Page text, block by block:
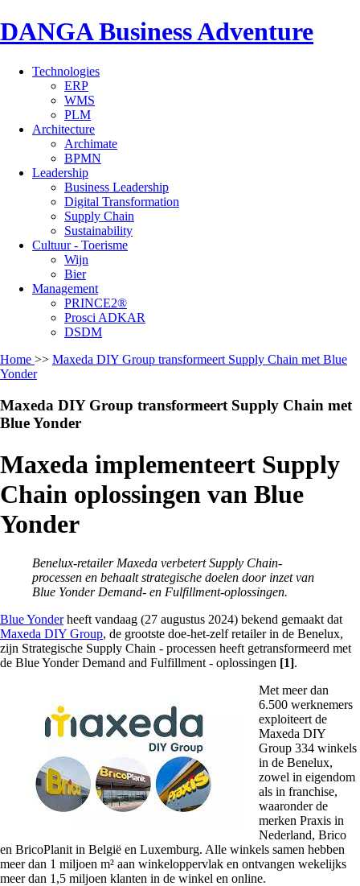
DANGA Business Adventure
Technologies
ERP
WMS
PLM
Architecture
Archimate
BPMN
Leadership
Business Leadership
Digital Transformation
Supply Chain
Sustainability
Cultuur - Toerisme
Wijn
Bier
Management
PRINCE2®
Prosci ADKAR
DSDM
Home >> Maxeda DIY Group transformeert Supply Chain met Blue
Yonder
Maxeda DIY Group transformeert Supply Chain met
Blue Yonder
Maxeda implementeert Supply
Chain oplossingen van Blue
Yonder
Benelux-retailer Maxeda verbetert Supply Chain-
processen en behaalt strategische doelen door inzet van
Blue Yonder Demand- en Fulfillment-oplossingen.
Blue Yonderheeft vandaag (27 augustus 2024) bekend gemaakt dat
Maxeda DIY Group, de grootste doe-het-zelf retailer in de Benelux,
zijn Strategische Supply Chain - processen heeft getransformeerd met
de Blue Yonder Demand and Fulfillment - oplossingen [1].
Met meer dan
6.500 werknemers
exploiteert de
Maxeda DIY
Group 334 winkels
in de Benelux,
zowel in eigendom
als in franchise,
waaronder de
merken Praxis in
Nederland, Brico
en BricoPlanit in België en Luxemburg. Alle winkels samen hebben
meer dan 1 miljoen m² aan winkeloppervlak en ontvangen wekelijks
meer dan 1,5 miljoen klanten in de winkel en online.